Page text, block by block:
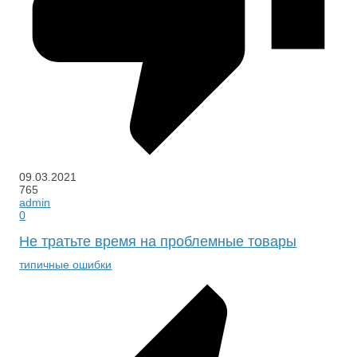
09.03.2021
765
admin
0
Не тратьте время на проблемные товары
типичные ошибки